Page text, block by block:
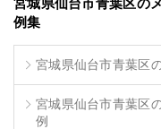
例集
宮城県仙台市青葉区
宮城県仙台市青葉区
例